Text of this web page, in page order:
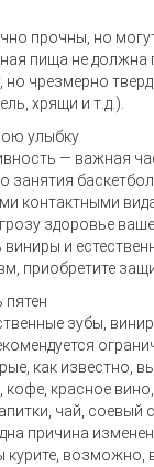
прочны, но
пища не должна
но чрезмерно
хрящи и т.д.).
улыбку
— важная
занятия
контактными
здоровье
и
приобретите
пятен
зубы,
как известно,
кофе, красное
чай, соевый
причина
курите, возможно,